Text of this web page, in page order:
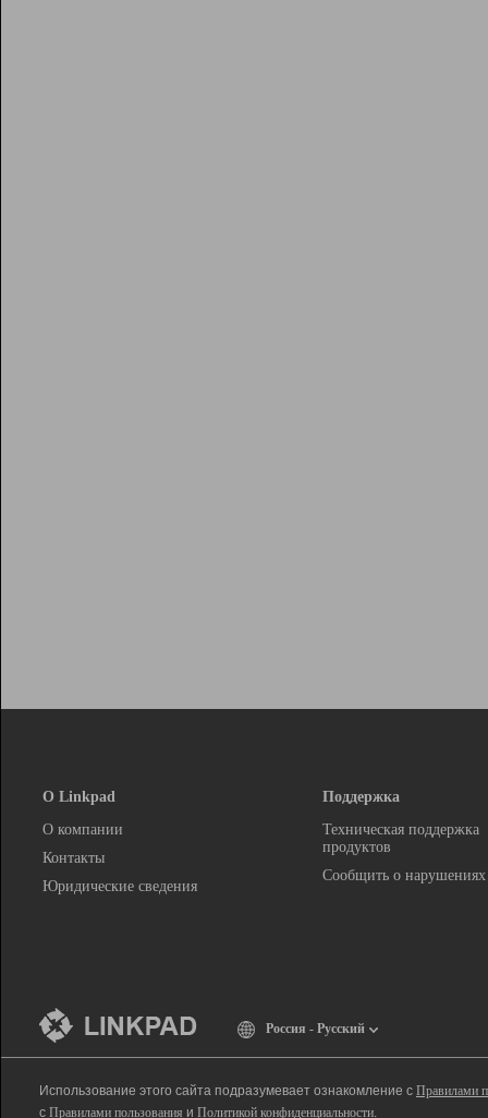
О Linkpad
О компании
Контакты
Юридические сведения
Поддержка
Техническая поддержка
продуктов
Сообщить о нарушениях
Россия - Русский
Использование этого сайта подразумевает ознакомление с Правилами
с Правилами пользования и Политикой конфиденциальности.